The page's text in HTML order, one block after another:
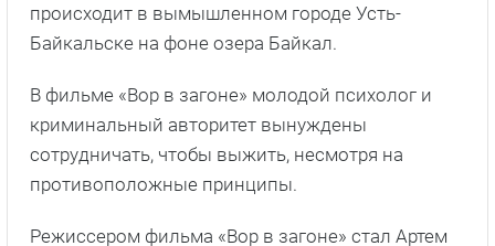
Оператором-постановщиком фильма выступил
Артем Емельянов, работавший над сериалом
«Фрау».
В создании сценария участвовали 8 авторов,
включая Станислава Староверова, Артура